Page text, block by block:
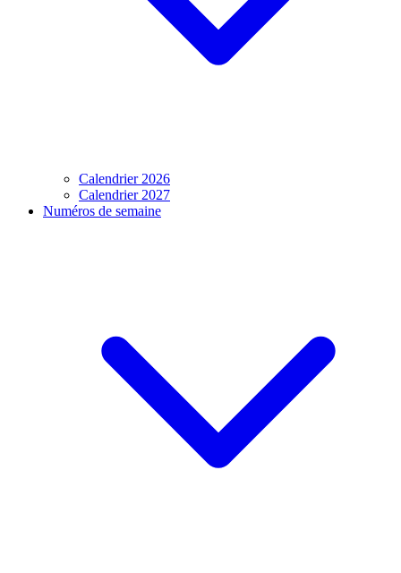
Calendrier 2026
Calendrier 2027
Numéros de semaine